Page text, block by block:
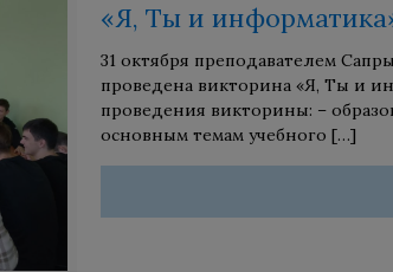
«Я, Ты и
31 октября преподавателем
проведена викторина «Я, Ты и
проведения викторины: –
основным темам учебного […]